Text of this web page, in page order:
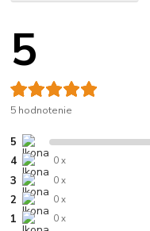
5
5 hodnotenie
5
4 0 x
3 0 x
2 0 x
1 0 x